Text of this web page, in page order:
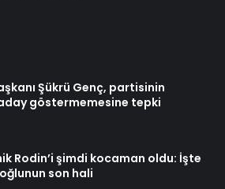
Şükrü Genç, partisinin
göstermemesine tepki
Rodin’i şimdi kocaman oldu: İşte
oğlunun son hali